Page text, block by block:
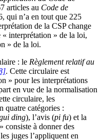
articles au Code de
qui n’a en tout que 225
de la CSP change
« interprétation » de la loi,
» de la loi.
: le Règlement relatif au
. Cette circulaire est
» pour les interprétations
en vue de la normalisation
circulaire, les
quatre catégories :
ding), l’avis (pi fu) et la
consiste à donner des
juges l’appliquent en